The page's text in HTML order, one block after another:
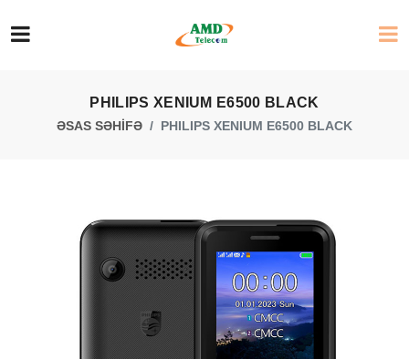
PHILIPS XENIUM E6500 BLACK
ƏSAS SƏHİFƏ PHILIPS XENIUM E6500 BLACK